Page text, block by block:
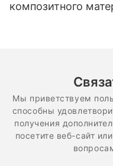
композитного
Мы приветствуем
способны
получения
посетите веб-сайт